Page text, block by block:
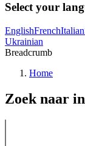
Select your
EnglishFrenchItalian
Ukrainian
Breadcrumb
Home
Zoek naar